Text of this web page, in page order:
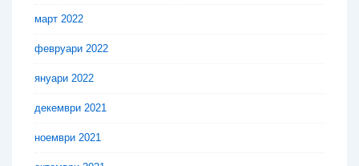
март 2022
февруари 2022
януари 2022
декември 2021
ноември 2021